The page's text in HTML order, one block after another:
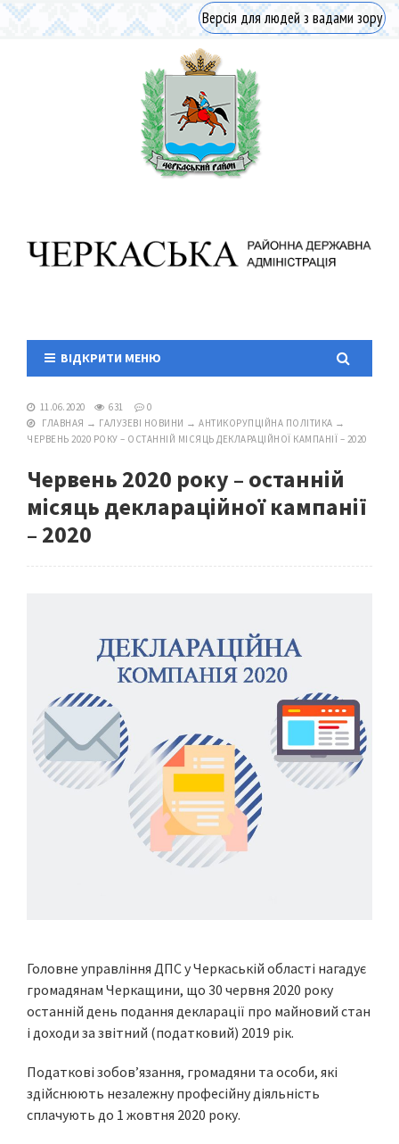
Версія для людей з вадами зору
ВІДКРИТИ МЕНЮ
11.06.2020 631
0
ГЛАВНАЯ → ГАЛУЗЕВІ НОВИНИ → АНТИКОРУПЦІЙНА ПОЛІТИКА →
ЧЕРВЕНЬ 2020 РОКУ – ОСТАННІЙ МІСЯЦЬ ДЕКЛАРАЦІЙНОЇ КАМПАНІЇ – 2020
Червень 2020 року – останній
місяць деклараційної кампанії
– 2020
Головне управління ДПС у Черкаській області нагадує
громадянам Черкащини, що 30 червня 2020 року
останній день подання декларації про майновий стан
і доходи за звітний (податковий) 2019 рік.
Податкові зобов’язання, громадяни та особи, які
здійснюють незалежну професійну діяльність
сплачують до 1 жовтня 2020 року.